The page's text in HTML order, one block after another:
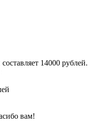
14000 рублей.
вам!